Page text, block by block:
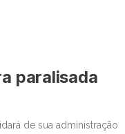
paralisada
de sua administração